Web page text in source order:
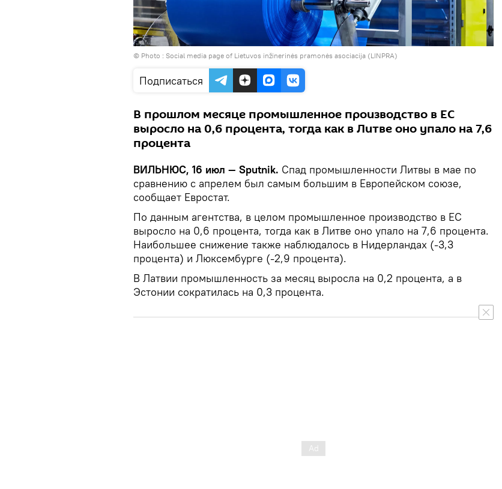
© Photo : Social media page of Lietuvos inžinerinės pramonės asociacija (LINPRA)
Подписаться
В прошлом месяце промышленное производство в ЕС
выросло на 0,6 процента, тогда как в Литве оно упало на 7,6
процента
ВИЛЬНЮС, 16 июл — Sputnik. Спад промышленности Литвы в мае по
сравнению с апрелем был самым большим в Европейском союзе,
сообщает Евростат.
По данным агентства, в целом промышленное производство в ЕС
выросло на 0,6 процента, тогда как в Литве оно упало на 7,6 процента.
Наибольшее снижение также наблюдалось в Нидерландах (-3,3
процента) и Люксембурге (-2,9 процента).
В Латвии промышленность за месяц выросла на 0,2 процента, а в
Эстонии сократилась на 0,3 процента.